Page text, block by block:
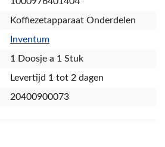
Koffiezetapparaat Onderdelen
Inventum
1 Doosje a 1 Stuk
Levertijd 1 tot 2 dagen
20400900073